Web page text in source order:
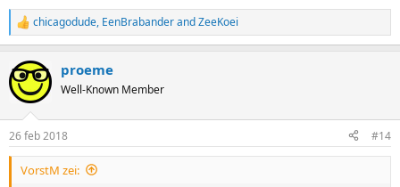
R
e
c
t
i
s
:
chicagodude, EenBrabanderandZeeKoei
proeme
Well-Known Member
26 feb 2018 #14
VorstM zei: